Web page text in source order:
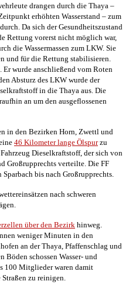
drangen durch die Thaya –
erhöhten Wasserstand – zum
Da sich der Gesundheitszustand
Rettung vorerst nicht möglich war,
die Wassermassen zum LKW. Sie
und für die Rettung stabilisieren.
wurde anschließend vom Roten
Absturz des LKW wurde der
in die Thaya aus. Die
an um den ausgeflossenen
in den Bezirken Horn, Zwettl und
46 Kilometer lange Ölspurzu
Dieselkraftstoff, der sich von
Großrupprechts verteilte. Die FF
bis nach Großrupprechts.
nach schweren
über den Bezirk hinweg.
weniger Minuten in den
an der Thaya, Pfaffenschlag und
Böden schossen Wasser- und
100 Mitglieder waren damit
zu reinigen.